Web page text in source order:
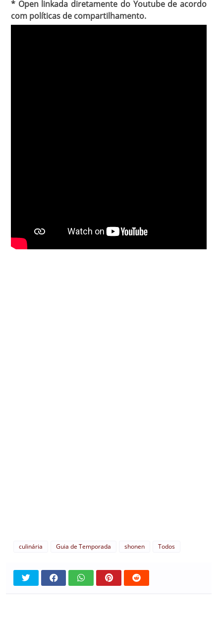
* Open linkada diretamente do Youtube de acordo
com políticas de compartilhamento.
culinária Guia de Temporada shonen Todos